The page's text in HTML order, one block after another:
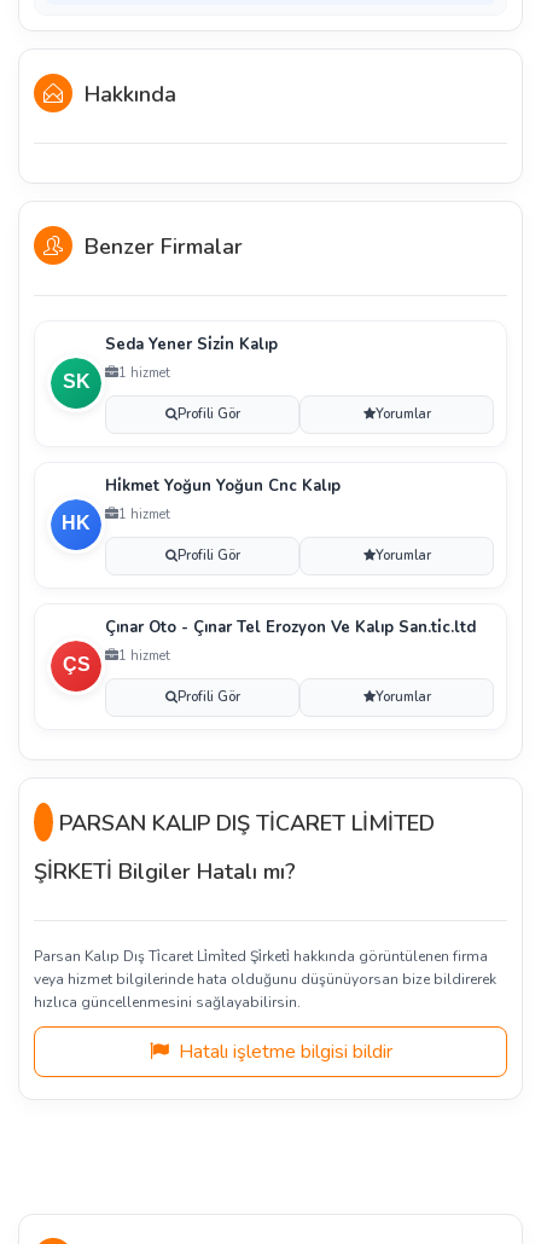
Hakkında
Benzer Firmalar
Seda Yener Si̇zi̇n Kalıp
1 hizmet
Profili Gör Yorumlar
Hi̇kmet Yoğun Yoğun Cnc Kalıp
1 hizmet
Profili Gör Yorumlar
Çınar Oto - Çınar Tel Erozyon Ve Kalıp San.ti̇c.ltd
1 hizmet
Profili Gör Yorumlar
PARSAN KALIP DIŞ TİCARET LİMİTED
ŞİRKETİ Bilgiler Hatalı mı?
Parsan Kalıp Dış Ti̇caret Li̇mi̇ted Şi̇rketi̇ hakkında görüntülenen firma
veya hizmet bilgilerinde hata olduğunu düşünüyorsan bize bildirerek
hızlıca güncellenmesini sağlayabilirsin.
Hatalı işletme bilgisi bildir